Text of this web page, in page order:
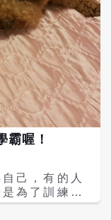
能被輕輕放
、刀子捅、拖
為何苗栗縣
證」，縱容
募。如今，
孩子，真的讓
有前員工出面
至嚇到失
淡寫地說：
我自己養
？這樣的態
也讓人不禁
孩承受這樣
給小寶寶
小主人，是
娃怎麼折
合格的保母。
段班，一點
是個好幫
重活累活都
重要的是牠
，絕對不輸
的老狗狗，
」也沒問
能和牠們親
獵犬如果牠
霸喔！
己，有的人
為了訓練狗
的技藝時，